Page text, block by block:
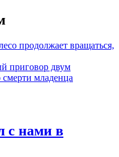
продолжает вращаться,
приговор двум
младенца
с нами в